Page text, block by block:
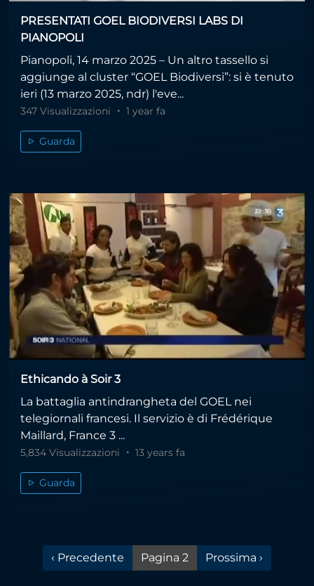
PRESENTATI GOEL BIODIVERSI LABS DI
PIANOPOLI
Pianopoli, 14 marzo 2025 – Un altro tassello si
aggiunge al cluster “GOEL Biodiversi”: si è tenuto
ieri (13 marzo 2025, ndr) l'eve...
347 Visualizzazioni 1 year fa
Guarda
Ethicando à Soir 3
La battaglia antindrangheta del GOEL nei
telegiornali francesi. Il servizio è di Frédérique
Maillard, France 3 ...
5,834 Visualizzazioni 13 years fa
Guarda
Pagina precedente
‹ Precedente Pagina 2 Pagina successiva
Prossima ›